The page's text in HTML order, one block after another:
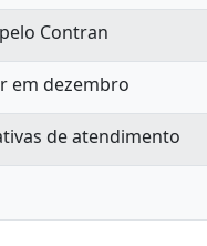
Contran
em dezembro
de atendimento